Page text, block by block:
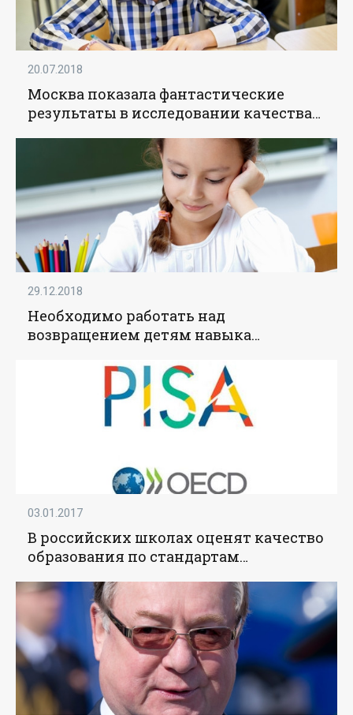
20.07.2018
Москва показала фантастические
результаты в исследовании качества
29.12.2018
Необходимо работать над
возвращением детям навыка
- «Образование»
03.01.2017
В российских школах оценят качество
образования по стандартам